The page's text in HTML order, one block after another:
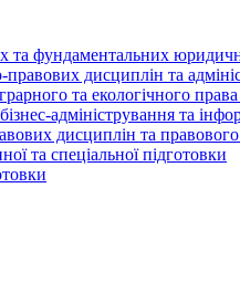
та фундаментальних
дисциплін та
та екологічного
адміністрування та
дисциплін та правового
та спеціальної підготовки